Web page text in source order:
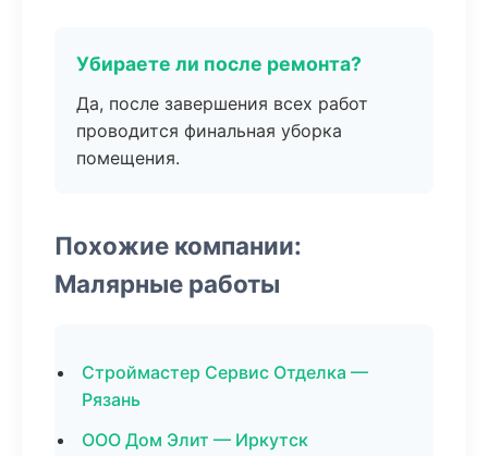
Убираете ли после ремонта?
Да, после завершения всех работ
проводится финальная уборка
помещения.
Похожие компании:
Малярные работы
Строймастер Сервис Отделка —
Рязань
ООО Дом Элит — Иркутск